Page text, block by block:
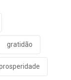
gratidão